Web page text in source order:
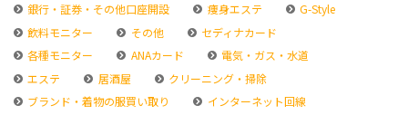
銀行・証券・その他口座開設
痩身エステ
G-Style
飲料モニター
その他
セディナカード
各種モニター
ANAカード
電気・ガス・水道
エステ
居酒屋
クリーニング・掃除
ブランド・着物の服買い取り
インターネット回線